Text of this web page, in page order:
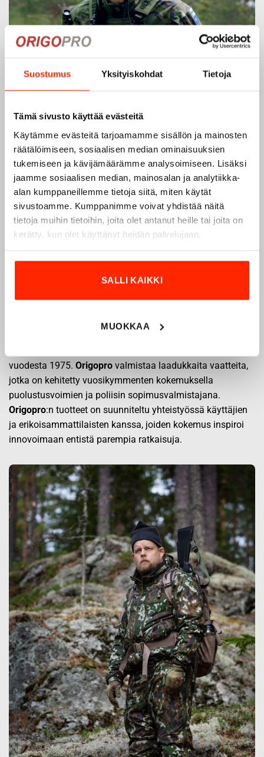
Suostumus Yksityiskohdat Tietoja
Tämä sivusto käyttää evästeitä
Käytämme evästeitä tarjoamamme sisällön ja mainosten
räätälöimiseen, sosiaalisen median ominaisuuksien
tukemiseen ja kävijämäärämme analysoimiseen. Lisäksi
jaamme sosiaalisen median, mainosalan ja analytiikka-
alan kumppaneillemme tietoja siitä, miten käytät
sivustoamme. Kumppanimme voivat yhdistää näitä
tietoja muihin tietoihin, joita olet antanut heille tai joita on
kerätty, kun olet käyttänyt heidän palvelujaan.
SALLI KAIKKI
MUOKKAA
Origopro – Suomalainen laatumerkki vuodesta
vuodesta 1975. Origopro valmistaa laadukkaita vaatteita,
jotka on kehitetty vuosikymmenten kokemuksella
puolustusvoimien ja poliisin sopimusvalmistajana.
Origopro:n tuotteet on suunniteltu yhteistyössä käyttäjien
ja erikoisammattilaisten kanssa, joiden kokemus inspiroi
innovoimaan entistä parempia ratkaisuja.